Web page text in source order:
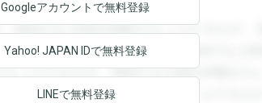
登録すると回答を閲覧することができます。
答を閲覧することができます。登録すると回
ことができます。登録すると回答を閲覧する
す。登録すると回答を閲覧することができま
Googleアカウントで無料登録
Yahoo! JAPAN IDで無料登録
LINEで無料登録